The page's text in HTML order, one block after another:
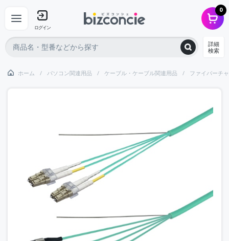
ログイン
0
詳細
検索
ホーム パソコン関連用品 ケーブル・ケーブル関連用品 ファイバーチ